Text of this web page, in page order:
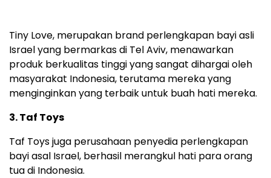
Tiny Love, merupakan brand perlengkapan bayi asli
Israel yang bermarkas di Tel Aviv, menawarkan
produk berkualitas tinggi yang sangat dihargai oleh
masyarakat Indonesia, terutama mereka yang
menginginkan yang terbaik untuk buah hati mereka.
3. Taf Toys
Taf Toys juga perusahaan penyedia perlengkapan
bayi asal Israel, berhasil merangkul hati para orang
tua di Indonesia.